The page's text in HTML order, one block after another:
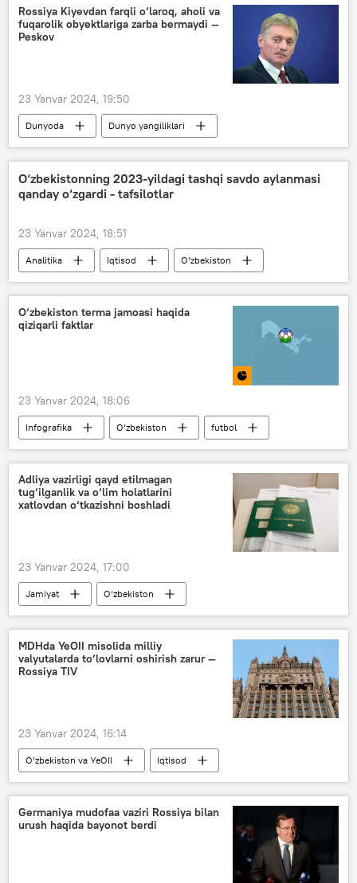
Kolumnistlar
Rossiya Kiyevdan farqli o‘laroq, aholi va
fuqarolik obyektlariga zarba bermaydi —
Peskov
23 Yanvar 2024, 19:50
Dunyoda
Dunyo yangiliklari
Rossiya
Kiyev
Dmitriy Peskov
Donesk xalq respublikasi (DXR)
O‘zbekistonning 2023-yildagi tashqi savdo aylanmasi
qanday o‘zgardi - tafsilotlar
23 Yanvar 2024, 18:51
Analitika Iqtisod
O‘zbekiston
savdo
O‘zbekiston terma jamoasi haqida
qiziqarli faktlar
23 Yanvar 2024, 18:06
Infografika O‘zbekiston
futbol
Multimedia
Adliya vazirligi qayd etilmagan
tug‘ilganlik va o‘lim holatlarini
xatlovdan o‘tkazishni boshladi
23 Yanvar 2024, 17:00
Jamiyat
O‘zbekiston
Adliya vazirligi
pasport
MDHda YeOII misolida milliy
valyutalarda to‘lovlarni oshirish zarur —
Rossiya TIV
23 Yanvar 2024, 16:14
O‘zbekiston va YeOII
Iqtisod
Rossiya
valyuta
YeOII
Rossiya TIV
MDH
Germaniya mudofaa vaziri Rossiya bilan
urush haqida bayonot berdi